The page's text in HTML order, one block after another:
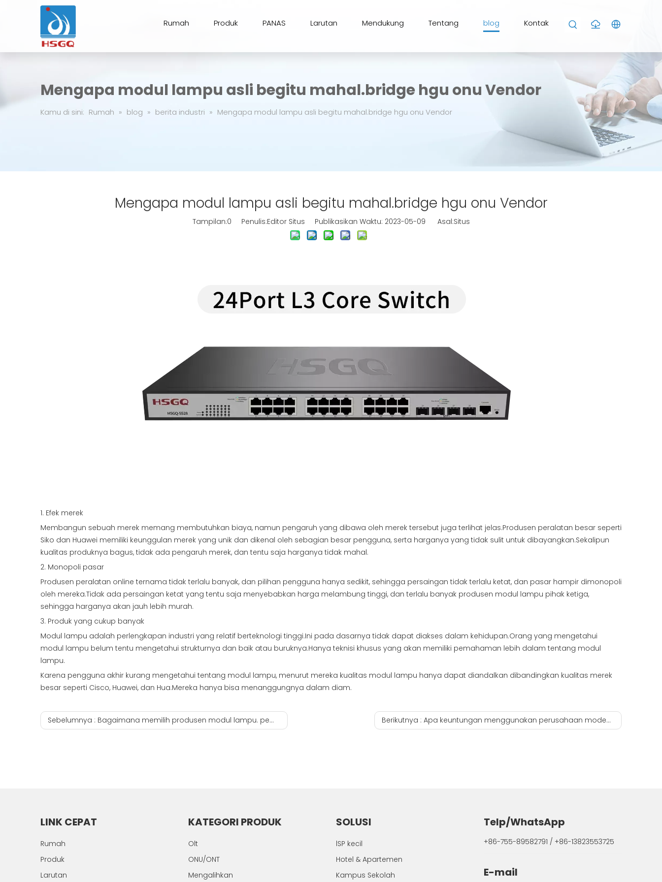
Rumah Produk PANAS Larutan Mendukung Tentang blog Kontak
Mengapa modul lampu asli begitu mahal.bridge hgu onu Vendor
Kamu di sini: Rumah » blog » berita industri » Mengapa modul lampu asli begitu mahal.bridge hgu onu Vendor
Mengapa modul lampu asli begitu mahal.bridge hgu onu Vendor
Tampilan:0 Penulis:Editor Situs Publikasikan Waktu: 2023-05-09 Asal:Situs
1. Efek merek
Membangun sebuah merek memang membutuhkan biaya, namun pengaruh yang dibawa oleh merek tersebut juga terlihat jelas.Produsen peralatan besar seperti
Siko dan Huawei memiliki keunggulan merek yang unik dan dikenal oleh sebagian besar pengguna, serta harganya yang tidak sulit untuk dibayangkan.Sekalipun
kualitas produknya bagus, tidak ada pengaruh merek, dan tentu saja harganya tidak mahal.
2. Monopoli pasar
Produsen peralatan online ternama tidak terlalu banyak, dan pilihan pengguna hanya sedikit, sehingga persaingan tidak terlalu ketat, dan pasar hampir dimonopoli
oleh mereka.Tidak ada persaingan ketat yang tentu saja menyebabkan harga melambung tinggi, dan terlalu banyak produsen modul lampu pihak ketiga,
sehingga harganya akan jauh lebih murah.
3. Produk yang cukup banyak
Modul lampu adalah perlengkapan industri yang relatif berteknologi tinggi.Ini pada dasarnya tidak dapat diakses dalam kehidupan.Orang yang mengetahui
modul lampu belum tentu mengetahui strukturnya dan baik atau buruknya.Hanya teknisi khusus yang akan memiliki pemahaman lebih dalam tentang modul
lampu.
Karena pengguna akhir kurang mengetahui tentang modul lampu, menurut mereka kualitas modul lampu hanya dapat diandalkan dibandingkan kualitas merek
besar seperti Cisco, Huawei, dan Hua.Mereka hanya bisa menanggungnya dalam diam.
Sebelumnya : Bagaimana memilih produsen modul lampu. pembuat onu xpon Berikutnya : Apa keuntungan menggunakan perusahaan modem light module.onu epon gpon pihak ketiga
LINK CEPAT
Rumah
Produk
Larutan
KATEGORI PRODUK
Olt
ONU/ONT
Mengalihkan
SOLUSI
lSP kecil
Hotel & Apartemen
Kampus Sekolah
Telp/WhatsApp
+86-755-89582791 / +86-13823553725
E-mail